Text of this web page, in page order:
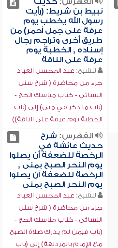
نبيط بن شريط: (رأيت
رسول الله يخطب يوم
عرفة على جمل أحمر) من
طريق أخرى وتراجم رجال
إسناده , الخطبة يوم
عرفة على الناقة
للشيخ: عبد المحسن العباد
جزء من محاضرة ( شرح سنن
النسائي - كتاب مناسك الحج -
(باب ما ذكر في منى) إلى (باب
الخطبة يوم عرفة على الناقة))
الفهرس: شرح
حديث عائشة في
الرخصة للضعفة أن يصلوا
يوم النحر الصبح بمنى ,
الرخصة للضعفة أن يصلوا
يوم النحر الصبح بمنى
للشيخ: عبد المحسن العباد
جزء من محاضرة ( شرح سنن
النسائي - كتاب مناسك الحج -
(باب فيمن لم يدرك صلاة الصبح
مع الإمام بالمزدلفة) إلى (باب